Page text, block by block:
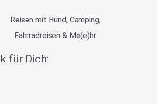
Reisen mit Hund, Camping,
Fahrradreisen & Me(e)hr
für Dich: